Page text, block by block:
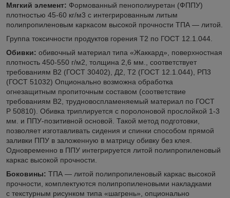
Мягкий элемент: Формованный пенополиуретан (ФППУ)
плотностью 45-60 кг/м3 с интегрированным литым
полипропиленовым каркасом высокой прочности ТПА — литой.
Группа токсичности продуктов горения Т2 по ГОСТ 12.1.044.
Обивки: обивочный материал типа «Жаккард», поверхностная
плотность 450-550 г/м2, толщина 2,6 мм., соответствует
требованиям В2 (ГОСТ 30402), Д2, Т2 (ГОСТ 12.1.044), РП3
(ГОСТ 51032) Опционально возможна обработка
огнезащитным пропиточным составом (соответствие
требованиям В2, трудновоспламеняемый материал по ГОСТ
Р 50810). Обивка триплируется с поролоновой прослойкой 1-3
мм. и ППУ-позитивной основой. Такой метод подготовки,
позволяет изготавливать сидения и спинки способом прямой
заливки ППУ в заложенную в матрицу обивку без клея.
Одновременно в ППУ интегрируется литой полипропиленовый
каркас высокой прочности.
Боковины: ТПА — литой полипропиленовый каркас высокой
прочности, комплектуются полипропиленовыми накладками
с текстурным рисунком типа «шагрень», опционально